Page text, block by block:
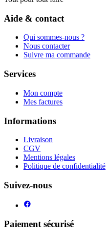
Aide & contact
Qui sommes-nous ?
Nous contacter
Suivre ma commande
Services
Mon compte
Mes factures
Informations
Livraison
CGV
Mentions légales
Politique de confidentialité
Suivez-nous
Paiement sécurisé